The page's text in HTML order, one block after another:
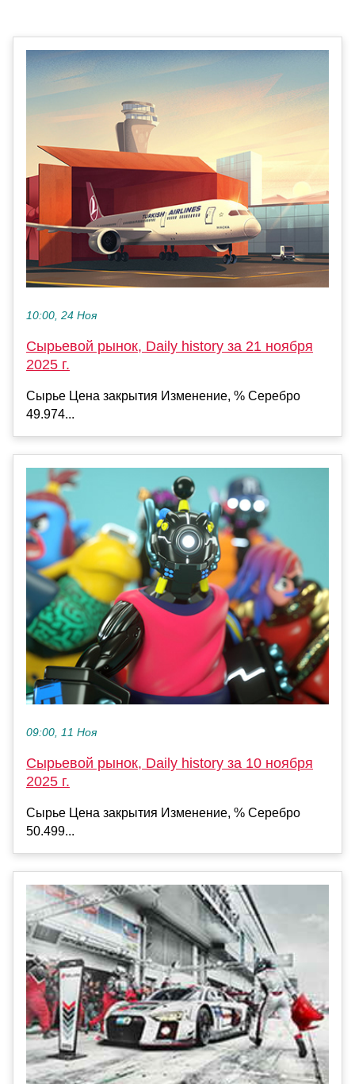
10:00, 24 Ноя
Сырьевой рынок, Daily history за 21 ноября
2025 г.
Сырье Цена закрытия Изменение, % Серебро
49.974...
09:00, 11 Ноя
Сырьевой рынок, Daily history за 10 ноября
2025 г.
Сырье Цена закрытия Изменение, % Серебро
50.499...